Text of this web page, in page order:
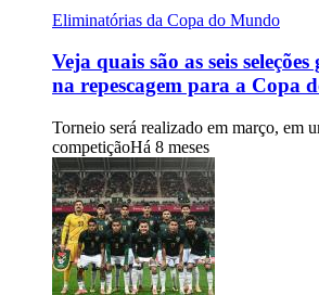
Eliminatórias da Copa do Mundo
Veja quais são as seis
na repescagem para a Copa
Torneio será realizado em março, em
competiçãoHá 8 meses